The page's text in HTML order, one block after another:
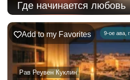
Где начинается любовь
9-ое ава
Рав Реувен Куклин
Add to my Favorites